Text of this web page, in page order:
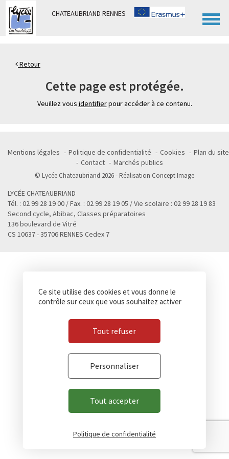
CHATEAUBRIAND RENNES
Retour
Cette page est protégée.
Veuillez vous identifierpour accéder à ce contenu.
Mentions légales Politique de confidentialité Cookies
Plan du site
Contact
Marchés publics
© Lycée Chateaubriand 2026 - Réalisation Concept Image
LYCÉE CHATEAUBRIAND
Tél. : 02 99 28 19 00 / Fax. : 02 99 28 19 05 / Vie scolaire : 02 99 28 19 83
Second cycle, Abibac, Classes préparatoires
136 boulevard de Vitré
CS 10637 - 35706 RENNES Cedex 7
Panneau de gestion des cookies
Ce site utilise des cookies et vous donne le
contrôle sur ceux que vous souhaitez activer
Tout accepter
Tout refuser
Personnaliser
Politique de confidentialité